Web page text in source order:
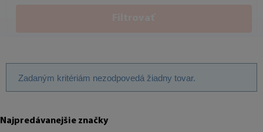
Zadaným kritériám nezodpovedá žiadny tovar.
Najpredávanejšie značky